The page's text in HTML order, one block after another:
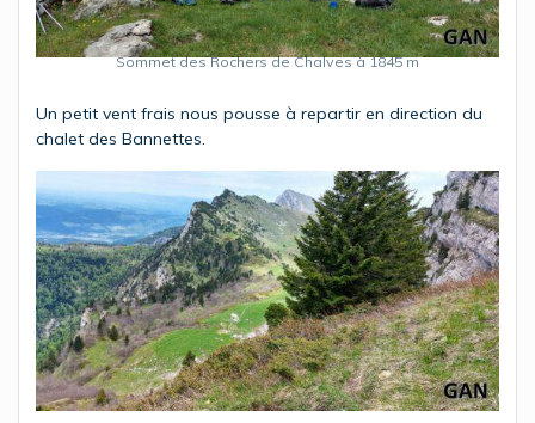
Sommet des Rochers de Chalves à 1845 m
Un petit vent frais nous pousse à repartir en direction du
chalet des Bannettes.